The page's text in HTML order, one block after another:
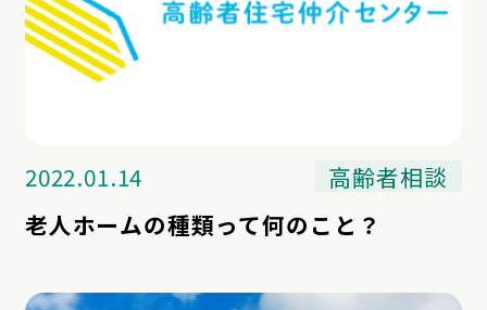
2022.01.14
高齢者相談
老人ホームの種類って何のこと？